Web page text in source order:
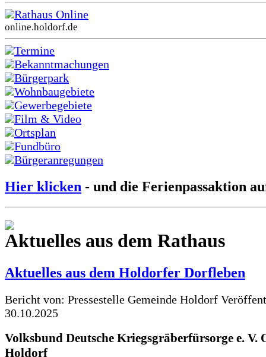
Rathaus Online
online.holdorf.de
Termine
Bekanntmachungen
Bürgerpark
Wohnbaugebiete
Gewerbegebiete
Film & Video
Ortsplan
Fundbüro
Bürgeranregungen
Hier klicken - und die Ferienpassaktion
Aktuelles aus dem Rathaus
Aktuelles aus dem Holdorfer Dorfleben
Bericht von: Pressestelle Gemeinde Holdorf
30.10.2025
Volksbund Deutsche Kriegsgräberfürsorge e. V.
Holdorf